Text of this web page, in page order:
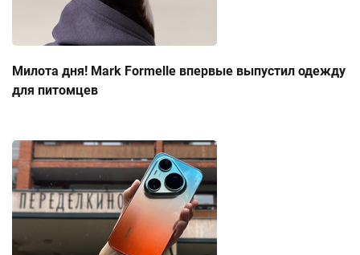
Милота дня! Mark Formelle впервые выпустил одежду
для питомцев